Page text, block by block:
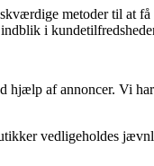
metoder til at
i
hjælp af annoncer. Vi
vedligeholdes